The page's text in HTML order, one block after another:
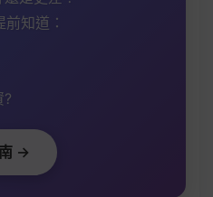
知道：
?
→